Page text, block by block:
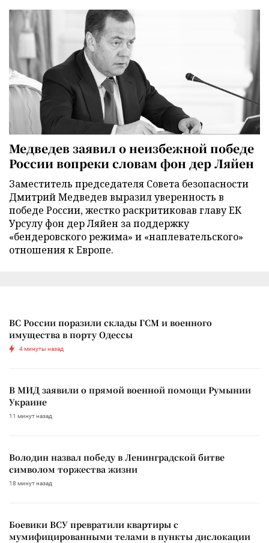
Медведев заявил о неизбежной победе
России вопреки словам фон дер Ляйен
Заместитель председателя Совета безопасности
Дмитрий Медведев выразил уверенность в
победе России, жестко раскритиковав главу ЕК
Урсулу фон дер Ляйен за поддержку
«бендеровского режима» и «наплевательского»
отношения к Европе.
ВС России поразили склады ГСМ и военного
имущества в порту Одессы
4 минуты назад
В МИД заявили о прямой военной помощи Румынии
Украине
11 минут назад
Володин назвал победу в Ленинградской битве
символом торжества жизни
18 минут назад
Боевики ВСУ превратили квартиры с
мумифицированными телами в пункты дислокации